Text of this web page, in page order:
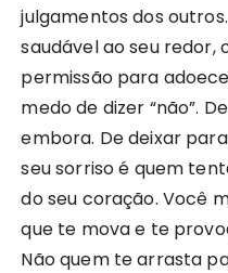
julgamentos dos
saudável ao seu redor,
permissão para
medo de dizer “não”.
embora. De deixar
seu sorriso é quem
do seu coração. Você
que te mova e te
Não quem te arrasta